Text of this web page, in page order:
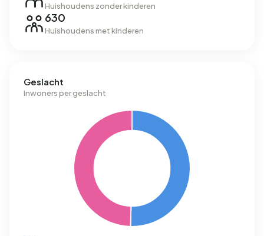
Huishoudens zonder kinderen
630
Huishoudens met kinderen
Geslacht
Inwoners per geslacht